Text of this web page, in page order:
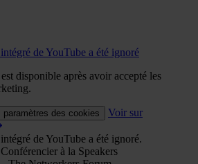
de YouTube a été ignoré
disponible après avoir accepté les
paramètres des cookies
Voir sur
de YouTube a été ignoré.
à la Speakers